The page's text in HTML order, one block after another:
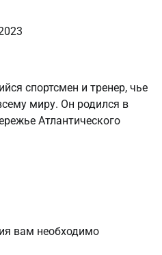
спортсмен и тренер, чье
миру. Он родился в
Атлантического
вам необходимо